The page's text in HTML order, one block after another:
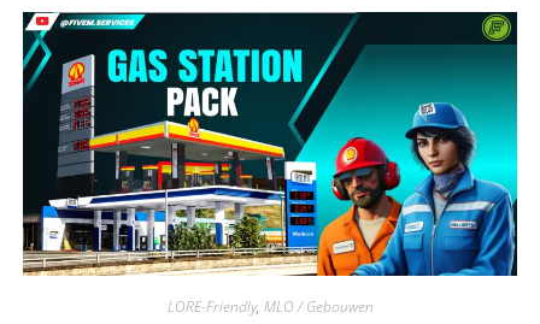
LORE-Friendly, MLO / Gebouwen